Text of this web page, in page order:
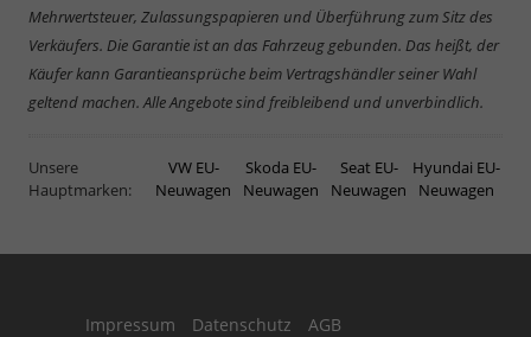
Mehrwertsteuer, Zulassungspapieren und Überführung zum Sitz des
Verkäufers. Die Garantie ist an das Fahrzeug gebunden. Das heißt, der
Käufer kann Garantieansprüche beim Vertragshändler seiner Wahl
geltend machen. Alle Angebote sind freibleibend und unverbindlich.
Unsere
Hauptmarken:
VW EU-
Neuwagen
Skoda EU-
Neuwagen
Seat EU-
Neuwagen
Hyundai EU-
Neuwagen
Impressum Datenschutz
AGB